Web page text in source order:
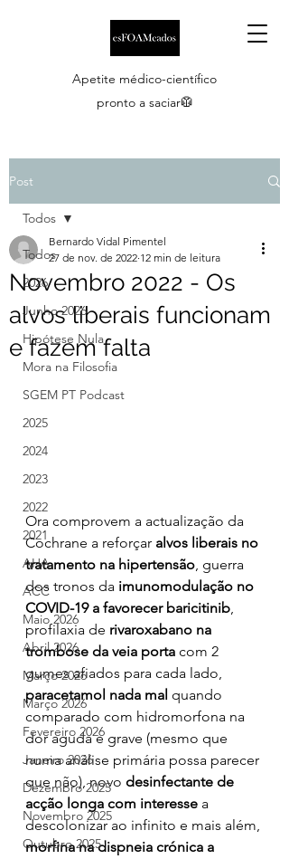
Apetite médico-científico
pronto a saciar🥼
Post
Todos
2026
Junho 2026
Hipótese Nula
Mora na Filosofia
SGEM PT Podcast
2025
2024
2023
2022
2021
AHA
ACC
Maio 2026
Abril 2026
Março 2026
Março 2026
Fevereiro 2026
Janeiro 2026
Dezembro 2025
Novembro 2025
Outubro 2025
Todos
Novembro 2022 - Os
alvos liberais funcionam
e fazem falta
Bernardo Vidal Pimentel
27 de nov. de 2022 12 min de leitura
Ora comprovem a actualização da
Cochrane a reforçar alvos liberais no
tratamento na hipertensão, guerra
dos tronos da imunomodulação no
COVID-19 a favorecer baricitinib,
profilaxia de rivaroxabano na
trombose da veia porta com 2
gumes afiados para cada lado,
paracetamol nada mal quando
comparado com hidromorfona na
dor aguda e grave (mesmo que
numa análise primária possa parecer
que não), novo desinfectante de
acção longa com interesse a
descolonizar ao infinito e mais além,
morfina na dispneia crónica a